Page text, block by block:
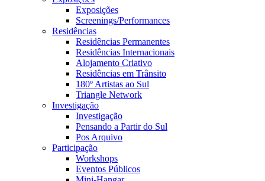
Exposições
Screenings/Performances
Residências
Residências Permanentes
Residências Internacionais
Alojamento Criativo
Residências em Trânsito
180º Artistas ao Sul
Triangle Network
Investigação
Investigação
Pensando a Partir do Sul
Pos Arquivo
Participação
Workshops
Eventos Públicos